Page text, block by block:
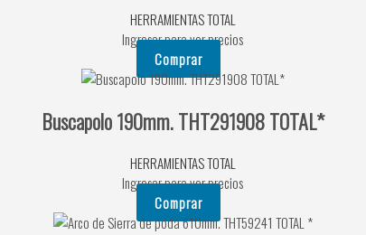
HERRAMIENTAS TOTAL
Ingresar para ver precios
Comprar
Buscapolo 190mm. THT291908 TOTAL*
HERRAMIENTAS TOTAL
Ingresar para ver precios
Comprar